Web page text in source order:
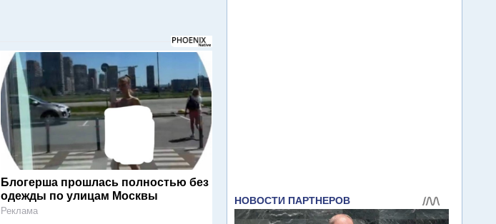
Блогерша прошлась полностью без
одежды по улицам Москвы
Реклама